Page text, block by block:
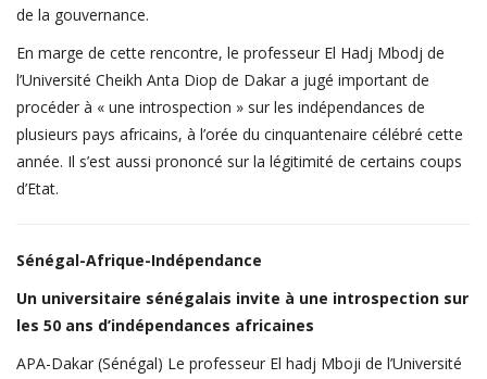
de la gouvernance.
En marge de cette rencontre, le professeur El Hadj Mbodj de
l’Université Cheikh Anta Diop de Dakar a jugé important de
procéder à « une introspection » sur les indépendances de
plusieurs pays africains, à l’orée du cinquantenaire célébré cette
année. Il s’est aussi prononcé sur la légitimité de certains coups
d’Etat.
Sénégal-Afrique-Indépendance
Un universitaire sénégalais invite à une introspection sur
les 50 ans d’indépendances africaines
APA-Dakar (Sénégal) Le professeur El hadj Mboji de l’Université